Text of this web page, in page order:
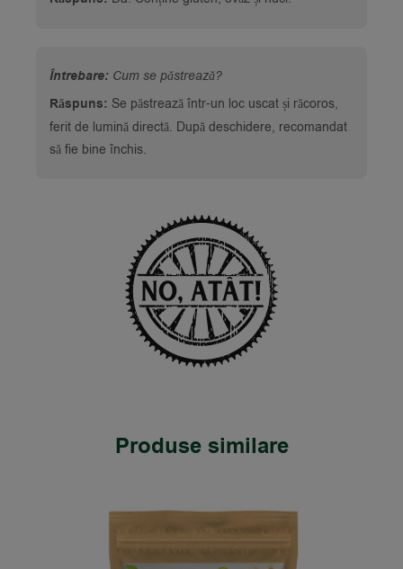
Întrebare: Cum se păstrează?
Răspuns: Se păstrează într-un loc uscat și răcoros,
ferit de lumină directă. După deschidere, recomandat
să fie bine închis.
Produse similare